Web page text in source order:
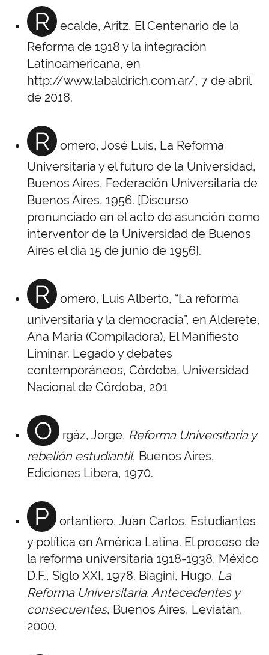
R
ecalde, Aritz, El Centenario de la
Reforma de 1918 y la integración
Latinoamericana, en
http://www.labaldrich.com.ar/, 7 de abril
de 2018.
R
omero, José Luis, La Reforma
Universitaria y el futuro de la Universidad,
Buenos Aires, Federación Universitaria de
Buenos Aires, 1956. [Discurso
pronunciado en el acto de asunción como
interventor de la Universidad de Buenos
Aires el día 15 de junio de 1956].
R
omero, Luis Alberto, “La reforma
universitaria y la democracia”, en Alderete,
Ana María (Compiladora), El Manifiesto
Liminar. Legado y debates
contemporáneos, Córdoba, Universidad
Nacional de Córdoba, 201
O rgáz, Jorge, Reforma Universitaria y
rebelión estudiantil, Buenos Aires,
Ediciones Libera, 1970.
P
ortantiero, Juan Carlos, Estudiantes
y política en América Latina. El proceso de
la reforma universitaria 1918-1938, México
D.F., Siglo XXI, 1978. Biagini, Hugo, La
Reforma Universitaria. Antecedentes y
consecuentes, Buenos Aires, Leviatán,
2000.